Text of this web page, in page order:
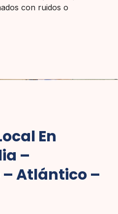
con ruidos o
En
–
Atlántico –